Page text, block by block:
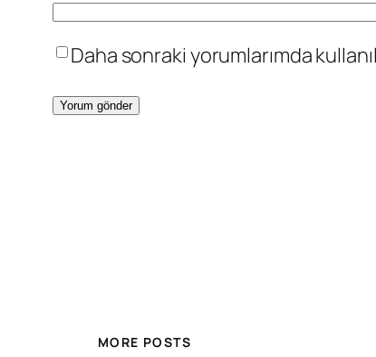
Daha sonraki yorumlarımda
MORE POSTS